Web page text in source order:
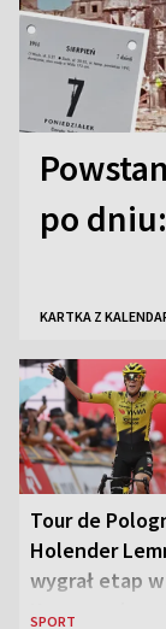
po
KARTKA Z
Tour de
Holender
wygrał etap w
Karpaczu i
SPORT